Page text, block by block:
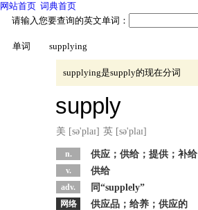
网站首页 词典首页
请输入您要查询的英文单词：
单词 supplying
supplying是supply的现在分词
supply
美 [sə'plaɪ] 英 [sə'plaɪ]
n. 供应；供给；提供；补给
v. 供给
adv. 同“supplely”
网络
供应品；给养；供应的